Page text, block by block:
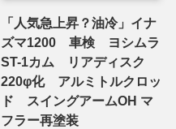
「人気急上昇？油冷」イナ
ズマ1200 車検 ヨシムラ
ST-1カム リアディスク
220φ化 アルミトルクロッ
ド スイングアームOH マ
フラー再塗装